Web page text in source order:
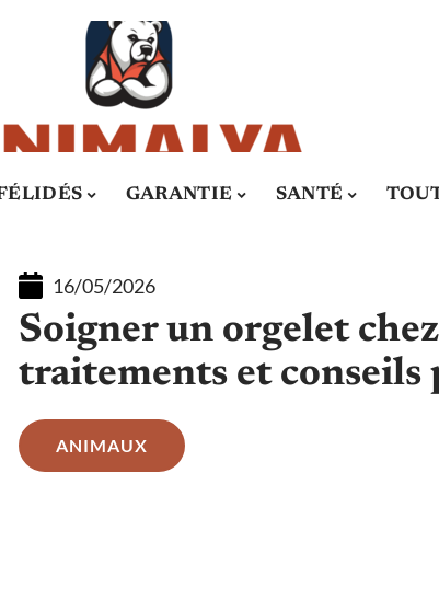
GARANTIE SANTÉ
16/05/2026
Soigner un orgelet
traitements et conseils
ANIMAUX